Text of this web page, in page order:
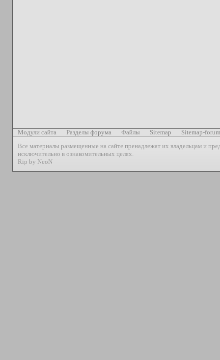
Модули сайта Разделы форума Файлы Sitemap
Sitemap-forum
Все материалы размещенные на сайте пренадлежат их владельцам и
исключительно в ознакомительных целях.
Rip by NeoN